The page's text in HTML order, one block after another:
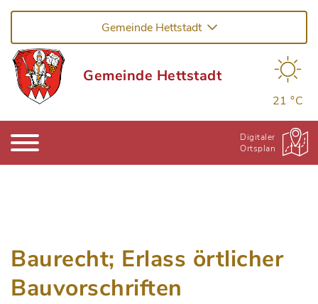
Gemeinde Hettstadt
Gemeinde Hettstadt
21 °C
Digitaler
Ortsplan
Baurecht; Erlass örtlicher
Bauvorschriften